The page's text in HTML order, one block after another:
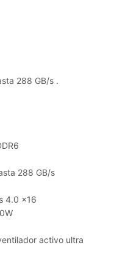
288 GB/s .
288 GB/s
4.0 x16
activo ultra